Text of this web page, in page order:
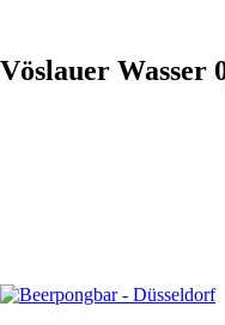
Vöslauer Wasser